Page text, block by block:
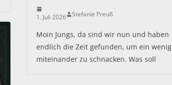
1. Juli 2026 Stefanie Preuß
Moin Jungs, da sind wir nun und haben
endlich die Zeit gefunden, um ein wenig
miteinander zu schnacken. Was soll